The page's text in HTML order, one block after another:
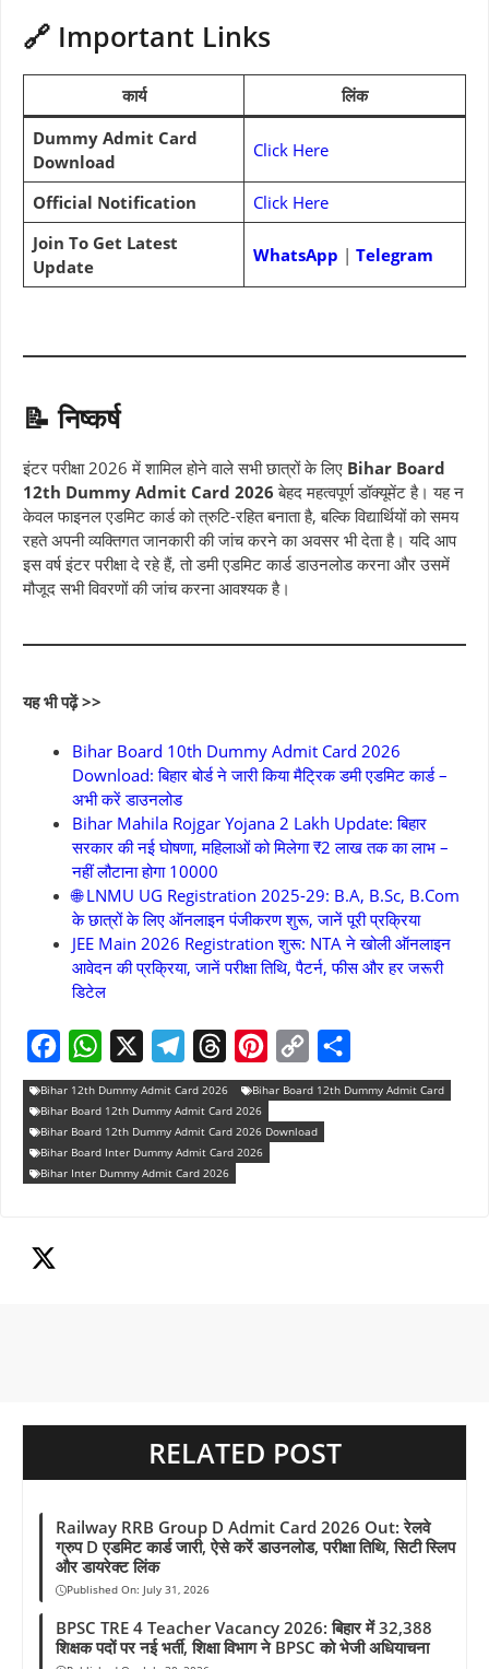
🔗 Important Links
कार्य
लिंक
Dummy Admit Card
Download
Click Here
Official Notification
Click Here
Join To Get Latest
Update
WhatsApp | Telegram
📝 निष्कर्ष
इंटर परीक्षा 2026 में शामिल होने वाले सभी छात्रों के लिए Bihar Board
12th Dummy Admit Card 2026 बेहद महत्वपूर्ण डॉक्यूमेंट है। यह न
केवल फाइनल एडमिट कार्ड को त्रुटि-रहित बनाता है, बल्कि विद्यार्थियों को समय
रहते अपनी व्यक्तिगत जानकारी की जांच करने का अवसर भी देता है। यदि आप
इस वर्ष इंटर परीक्षा दे रहे हैं, तो डमी एडमिट कार्ड डाउनलोड करना और उसमें
मौजूद सभी विवरणों की जांच करना आवश्यक है।
यह भी पढ़ें >>
Bihar Board 10th Dummy Admit Card 2026
Download: बिहार बोर्ड ने जारी किया मैट्रिक डमी एडमिट कार्ड –
अभी करें डाउनलोड
Bihar Mahila Rojgar Yojana 2 Lakh Update: बिहार
सरकार की नई घोषणा, महिलाओं को मिलेगा ₹2 लाख तक का लाभ –
नहीं लौटाना होगा 10000
🌐 LNMU UG Registration 2025-29: B.A, B.Sc, B.Com
के छात्रों के लिए ऑनलाइन पंजीकरण शुरू, जानें पूरी प्रक्रिया
JEE Main 2026 Registration शुरू: NTA ने खोली ऑनलाइन
आवेदन की प्रक्रिया, जानें परीक्षा तिथि, पैटर्न, फीस और हर जरूरी
डिटेल
F
a
c
e
o
o
W
h
a
t
X
T
e
e
T
h
r
e
P
i
n
C
p
S
a
Bihar 12th Dummy Admit Card 2026
Bihar Board 12th Dummy Admit Card
Bihar Board 12th Dummy Admit Card 2026
Bihar Board 12th Dummy Admit Card 2026 Download
Bihar Board Inter Dummy Admit Card 2026
Bihar Inter Dummy Admit Card 2026
RELATED POST
Railway RRB Group D Admit Card 2026 Out: रेलवे
ग्रुप D एडमिट कार्ड जारी, ऐसे करें डाउनलोड, परीक्षा तिथि, सिटी स्लिप
और डायरेक्ट लिंक
Published On: July 31, 2026
BPSC TRE 4 Teacher Vacancy 2026: बिहार में 32,388
शिक्षक पदों पर नई भर्ती, शिक्षा विभाग ने BPSC को भेजी अधियाचना